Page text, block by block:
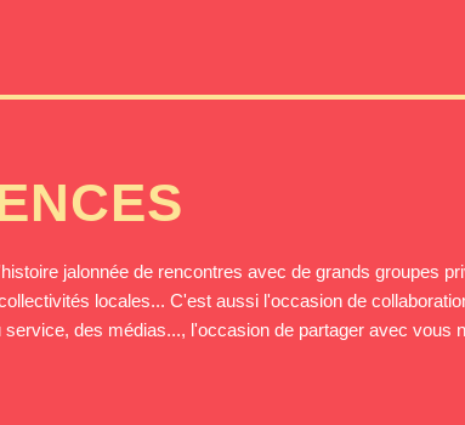
jalonnée de rencontres avec de grands groupes
locales... C'est aussi l'occasion de
service, des médias..., l'occasion de partager avec vous